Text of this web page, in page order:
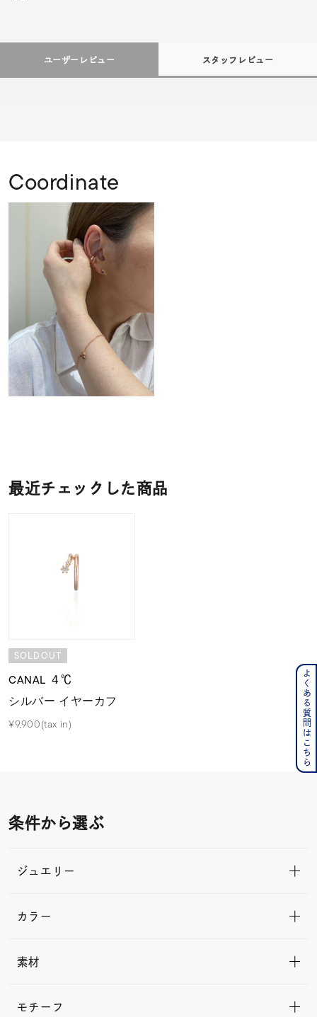
ユーザーレビュー スタッフレビュー
Coordinate
最近チェックした商品
SOLDOUT
CANAL ４℃
シルバー イヤーカフ
¥9,900(tax in)
条件から選ぶ
ジュエリー
カラー
素材
モチーフ
よくある質問はこちら